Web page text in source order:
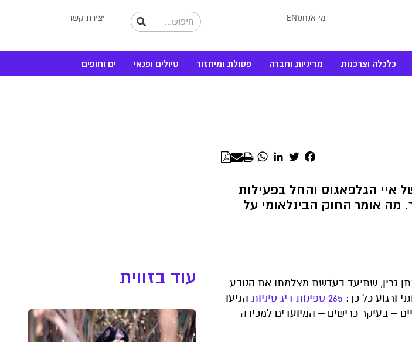
מי אנחנוEN יצירת קשר
כלכלה וצרכנות מדיניות וחברה פסולת ומיחזור טיולים ופנאי ים וחופים
Facebook
Twitter
LinkedIn
WhatsApp
איי הגלפאגוס והחל בפעילות
מה אומר החוק הבינלאומי על
גרין, שתיעד בעדשת מצלמתו את הטבע
ורגוע כל כך: 265 ספינות דיג סיניות
הגיעו
– בעיקר כרישים – המיועדים למכירה
עוד בזווית